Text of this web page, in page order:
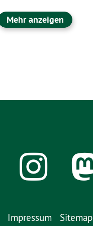
Mehr anzeigen
Impressum Sitemap